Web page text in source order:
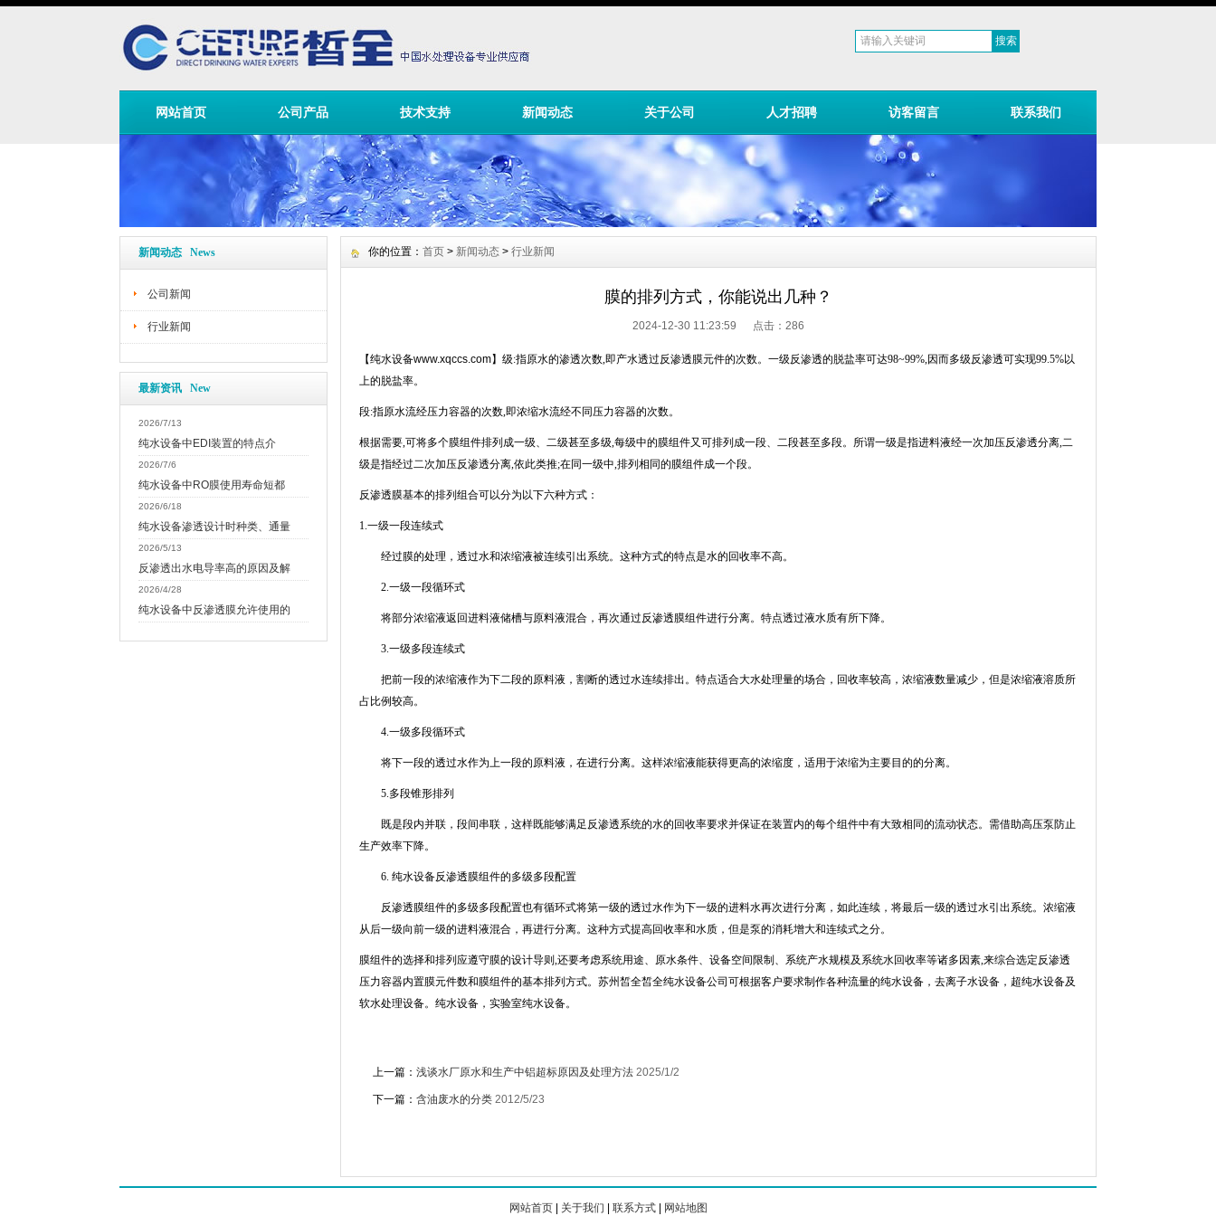
网站首页 公司产品 技术支持 新闻动态 关于公司 人才招聘 访客留言 联系我们
新闻动态 News
公司新闻
行业新闻
最新资讯 New
2026/7/13
纯水设备中EDI装置的特点介
2026/7/6
纯水设备中RO膜使用寿命短都
2026/6/18
纯水设备渗透设计时种类、通量
2026/5/13
反渗透出水电导率高的原因及解
2026/4/28
纯水设备中反渗透膜允许使用的
你的位置： 首页 > 新闻动态 > 行业新闻
膜的排列方式，你能说出几种？
2024-12-30 11:23:59 点击： 286
【纯水设备www.xqccs.com】 级:指原水的渗透次数,即产水透过反渗透膜元件的次数。一级反渗透的脱盐率可达98~99%,因而多级反渗透可实现99.5%以
上的脱盐率。
段:指原水流经压力容器的次数,即浓缩水流经不同压力容器的次数。
根据需要,可将多个膜组件排列成一级、二级甚至多级,每级中的膜组件又可排列成一段、二段甚至多段。所谓一级是指进料液经一次加压反渗透分离,二
级是指经过二次加压反渗透分离,依此类推;在同一级中,排列相同的膜组件成一个段。
反渗透膜基本的排列组合可以分为以下六种方式：
1.一级一段连续式
经过膜的处理，透过水和浓缩液被连续引出系统。这种方式的特点是水的回收率不高。
2.一级一段循环式
将部分浓缩液返回进料液储槽与原料液混合，再次通过反渗透膜组件进行分离。特点透过液水质有所下降。
3.一级多段连续式
把前一段的浓缩液作为下二段的原料液，割断的透过水连续排出。特点适合大水处理量的场合，回收率较高，浓缩液数量减少，但是浓缩液溶质所
占比例较高。
4.一级多段循环式
将下一段的透过水作为上一段的原料液，在进行分离。这样浓缩液能获得更高的浓缩度，适用于浓缩为主要目的的分离。
5.多段锥形排列
既是段内并联，段间串联，这样既能够满足反渗透系统的水的回收率要求并保证在装置内的每个组件中有大致相同的流动状态。需借助高压泵防止
生产效率下降。
6. 纯水设备反渗透膜组件的多级多段配置
反渗透膜组件的多级多段配置也有循环式将第一级的透过水作为下一级的进料水再次进行分离，如此连续，将最后一级的透过水引出系统。浓缩液
从后一级向前一级的进料液混合，再进行分离。这种方式提高回收率和水质，但是泵的消耗增大和连续式之分。
膜组件的选择和排列应遵守膜的设计导则 ,还要考虑系统用途、原水条件、设备空间限制、系统产水规模及系统水回收率等诸多因素,来综合选定反渗透
压力容器内置膜元件数和膜组件的基本排列方式。 苏州皙全皙全纯水设备公司可根据客户要求制作各种流量的纯水设备，去离子水设备，超纯水设备及
软水处理设备。 纯水设备 ， 实验室纯水设备。
上一篇： 浅谈水厂原水和生产中铝超标原因及处理方法 2025/1/2
下一篇： 含油废水的分类 2012/5/23
网站首页| 关于我们 联系方式| 网站地图